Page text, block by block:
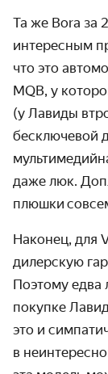
Та же Bora за
интересным
что это
MQB, у
(у Лавиды
бесключевой
даже люк.
плюшки
Наконец, для
дилерскую
Поэтому едва
покупке
это и
в